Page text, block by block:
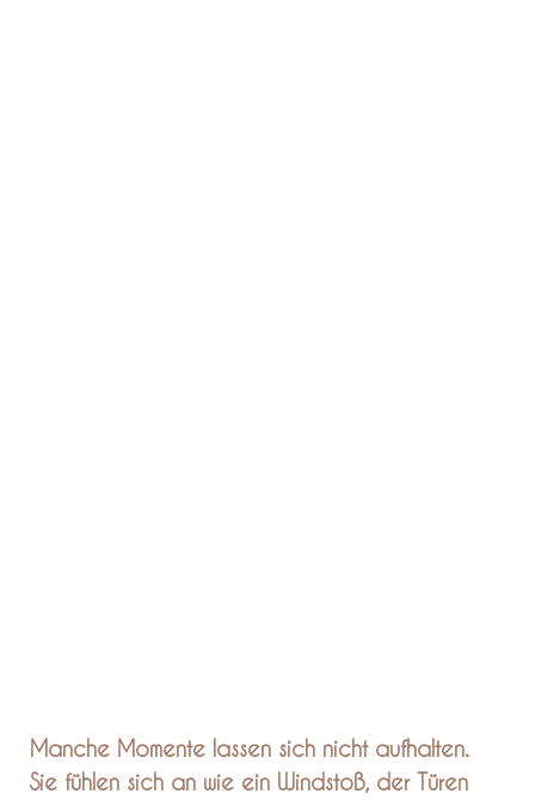
Manche Momente lassen sich nicht aufhalten.
Sie fühlen sich an wie ein Windstoß, der Türen